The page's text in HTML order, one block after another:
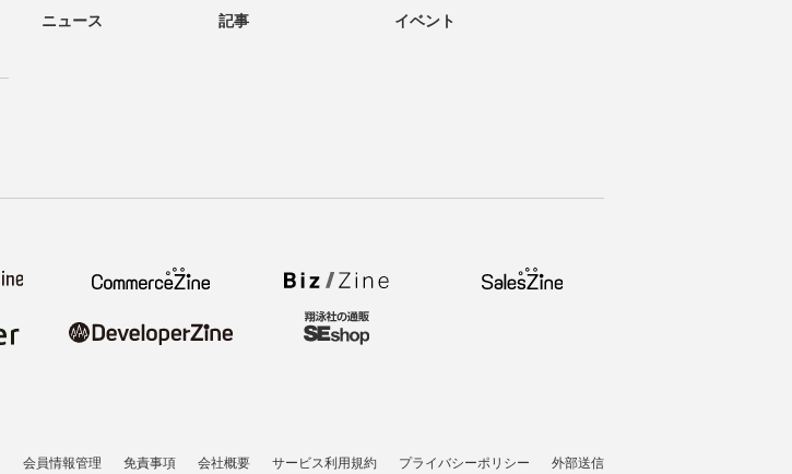
ニュース 記事 イベント
会員情報管理 免責事項 会社概要 サービス利用規約 プライバシーポリシー 外部送信